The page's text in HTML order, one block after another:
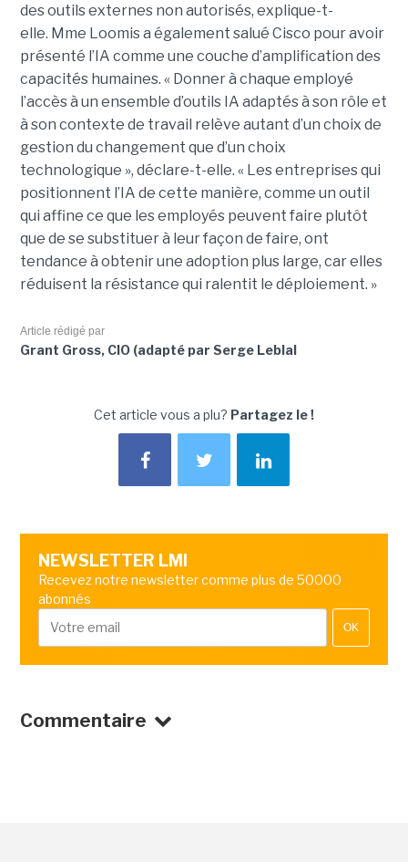
des outils externes non autorisés, explique-t-
elle. Mme Loomis a également salué Cisco pour avoir
présenté l’IA comme une couche d’amplification des
capacités humaines. « Donner à chaque employé
l’accès à un ensemble d’outils IA adaptés à son rôle et
à son contexte de travail relève autant d’un choix de
gestion du changement que d’un choix
technologique », déclare-t-elle. « Les entreprises qui
positionnent l’IA de cette manière, comme un outil
qui affine ce que les employés peuvent faire plutôt
que de se substituer à leur façon de faire, ont
tendance à obtenir une adoption plus large, car elles
réduisent la résistance qui ralentit le déploiement. »
Article rédigé par
Grant Gross, CIO (adapté par Serge Leblal
Cet article vous a plu? Partagez le !
NEWSLETTER LMI
Recevez notre newsletter comme plus de 50000
abonnés
OK
Commentaire